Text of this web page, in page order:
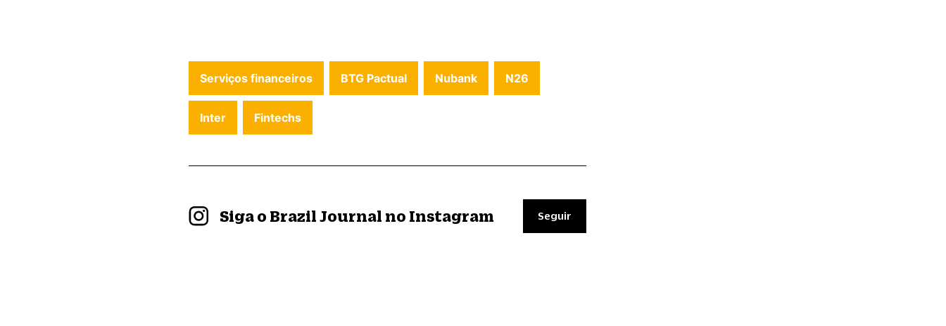
Serviços financeiros BTG Pactual Nubank N26
Inter Fintechs
Siga o Brazil Journal no Instagram Seguir